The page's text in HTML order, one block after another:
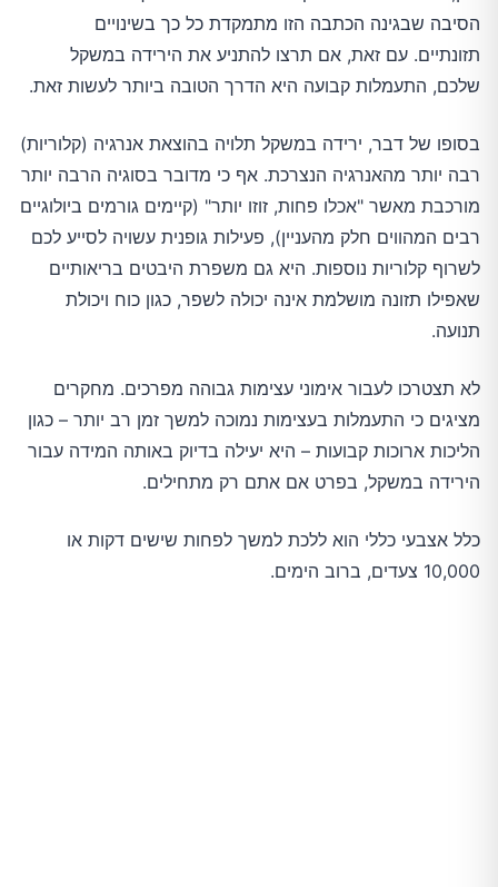
הסיבה שבגינה הכתבה הזו מתמקדת כל כך בשינויים
תזונתיים. עם זאת, אם תרצו להתניע את הירידה במשקל
שלכם, התעמלות קבועה היא הדרך הטובה ביותר לעשות זאת.
בסופו של דבר, ירידה במשקל תלויה בהוצאת אנרגיה (קלוריות)
רבה יותר מהאנרגיה הנצרכת. אף כי מדובר בסוגיה הרבה יותר
מורכבת מאשר "אכלו פחות, זוזו יותר" (קיימים גורמים ביולוגיים
רבים המהווים חלק מהעניין), פעילות גופנית עשויה לסייע לכם
לשרוף קלוריות נוספות. היא גם משפרת היבטים בריאותיים
שאפילו תזונה מושלמת אינה יכולה לשפר, כגון כוח ויכולת
תנועה.
לא תצטרכו לעבור אימוני עצימות גבוהה מפרכים. מחקרים
מציגים כי התעמלות בעצימות נמוכה למשך זמן רב יותר – כגון
הליכות ארוכות קבועות – היא יעילה בדיוק באותה המידה עבור
הירידה במשקל, בפרט אם אתם רק מתחילים.
כלל אצבעי כללי הוא ללכת למשך לפחות שישים דקות או
10,000 צעדים, ברוב הימים.